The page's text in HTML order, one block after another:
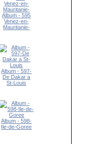
Album - 595
Venez-en-
Mauritanie-
Album - 597-
De Dakar a
St-Louis
Album - 598-
Ile-de-Goree